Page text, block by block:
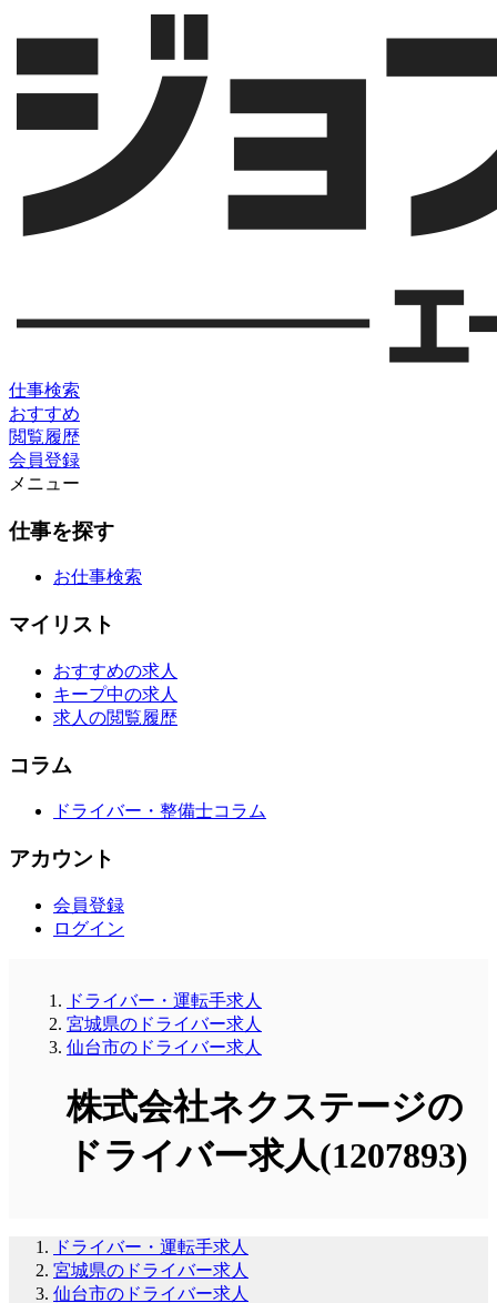
仕事検索
おすすめ
閲覧履歴
会員登録
メニュー
仕事を探す
お仕事検索
マイリスト
おすすめの求人
キープ中の求人
求人の閲覧履歴
コラム
ドライバー・整備士コラム
アカウント
会員登録
ログイン
ドライバー・運転手求人
宮城県のドライバー求人
仙台市のドライバー求人
株式会社ネクステージの
ドライバー求人(1207893)
ドライバー・運転手求人
宮城県のドライバー求人
仙台市のドライバー求人